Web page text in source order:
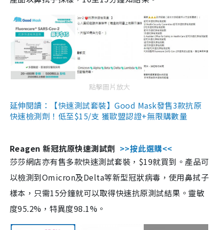
點擊圖片放大
延伸閱讀：【快速測試套裝】Good Mask發售3款抗原
快速檢測劑！低至$15/支 獲歐盟認證+無限購數量
Reagen 新冠抗原快速測試劑 >>按此選購<<
莎莎網店亦有售多款快速測試套裝，$19就買到。產品可
以檢測到Omicron及Delta等新型冠狀病毒，使用鼻拭子
樣本，只需15分鐘就可以取得快速抗原測試結果。靈敏
度95.2%，特異度98.1%。